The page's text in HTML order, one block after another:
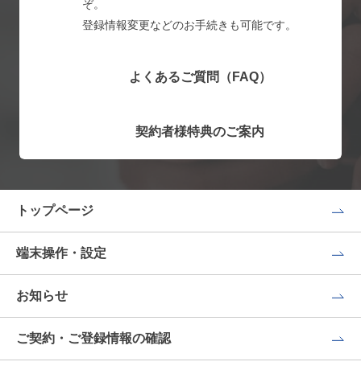
ぞ。
登録情報変更などのお手続きも可能です。
よくあるご質問（FAQ）
契約者様特典のご案内
トップページ
端末操作・設定
お知らせ
ご契約・ご登録情報の確認